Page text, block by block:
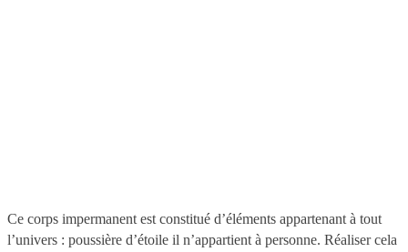
Ce corps impermanent est constitué d’éléments appartenant à tout
l’univers : poussière d’étoile il n’appartient à personne. Réaliser cela